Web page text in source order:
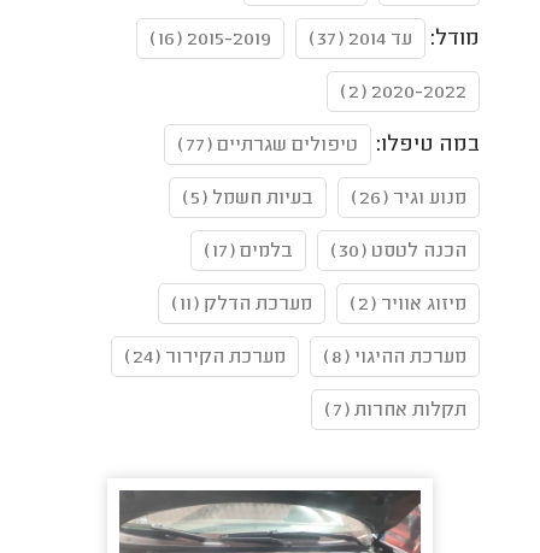
מודל: עד 2014 (37) 2015-2019 (16)
2020-2022 (2)
במה טיפלו: טיפולים שגרתיים (77)
מנוע וגיר (26) בעיות חשמל (5)
הכנה לטסט (30) בלמים (17)
מיזוג אוויר (2) מערכת הדלק (11)
מערכת ההיגוי (8) מערכת הקירור (24)
תקלות אחרות (7)